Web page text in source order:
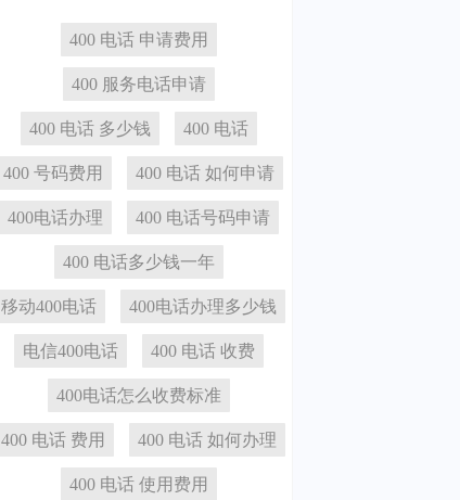
400 电话 申请费用
400 服务电话申请
400 电话 多少钱 400 电话
400 号码费用 400 电话 如何申请
400电话办理 400 电话号码申请
400 电话多少钱一年
移动400电话 400电话办理多少钱
电信400电话 400 电话 收费
400电话怎么收费标准
400 电话 费用 400 电话 如何办理
400 电话 使用费用